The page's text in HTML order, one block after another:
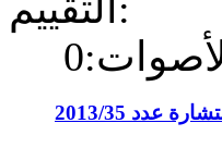
عدد 2013/35